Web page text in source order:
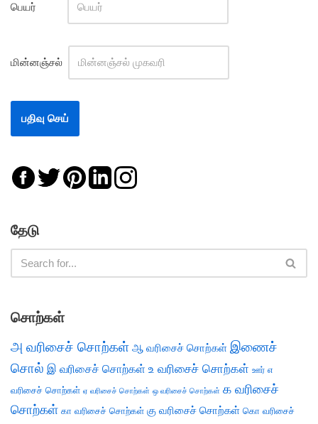
பெயர்
மின்னஞ்சல்
தேடு
சொற்கள்
அ வரிசைச் சொற்கள் ஆ வரிசைச் சொற்கள் இணைச்
சொல் இ வரிசைச் சொற்கள் உ வரிசைச் சொற்கள் ஊர் எ
வரிசைச் சொற்கள் ஏ வரிசைச் சொற்கள் ஒ வரிசைச் சொற்கள் க வரிசைச்
சொற்கள் கா வரிசைச் சொற்கள் கு வரிசைச் சொற்கள் கொ வரிசைச்